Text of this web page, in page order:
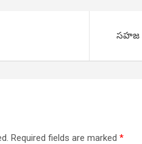
సహజ
Required fields are marked *